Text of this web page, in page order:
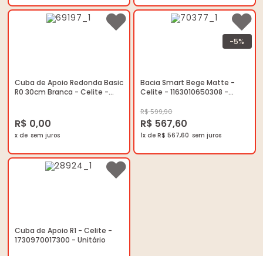
Cuba de Apoio Redonda Basic
R0 30cm Branca - Celite -
R$ 0,00
x de
-5%
Bacia Smart Bege Matte -
Celite - 1163010650308 -
R$ 599,90
R$ 567,60
1x de R$ 567,60
Cuba de Apoio R1 - Celite -
1730970017300 - Unitário